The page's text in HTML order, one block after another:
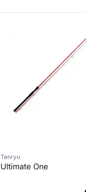
Tenryu
Ultimate One